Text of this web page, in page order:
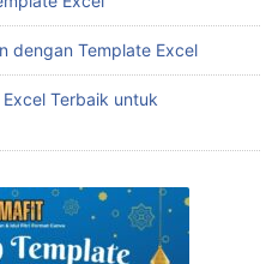
dengan Template Excel
Terbaik untuk